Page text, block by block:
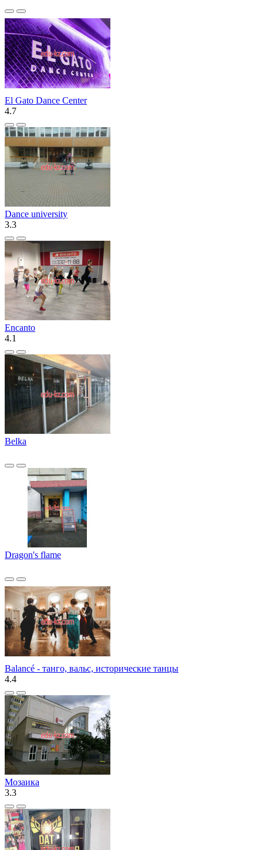
El Gato Dance Center
4.7
Dance university
3.3
Encanto
4.1
Belka
Dragon's flame
Balancé - танго, вальс, исторические танцы
4.4
Мозаика
3.3